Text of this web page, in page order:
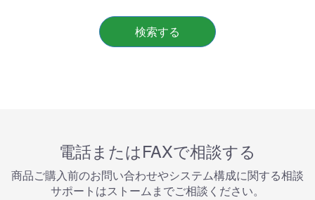
検索する
電話またはFAXで相談する
商品ご購⼊前のお問い合わせやシステム構成に関する相談
サポートはストームまでご相談ください。